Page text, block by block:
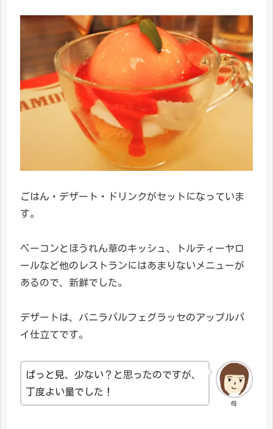
ごはん・デザート・ドリンクがセットになっていま
す。
ベーコンとほうれん草のキッシュ、トルティーヤロ
ールなど他のレストランにはあまりないメニューが
あるので、新鮮でした。
デザートは、バニラパルフェグラッセのアップルパ
イ仕立てです。
母
ぱっと見、少ない？と思ったのですが、
丁度よい量でした！